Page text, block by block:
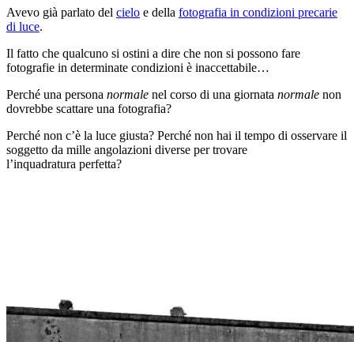
Avevo già parlato del cielo e della fotografia in condizioni precarie
di luce.
Il fatto che qualcuno si ostini a dire che non si possono fare
fotografie in determinate condizioni è inaccettabile…
Perché una persona normale nel corso di una giornata normale non
dovrebbe scattare una fotografia?
Perché non c’è la luce giusta? Perché non hai il tempo di osservare il
soggetto da mille angolazioni diverse per trovare
l’inquadratura perfetta?